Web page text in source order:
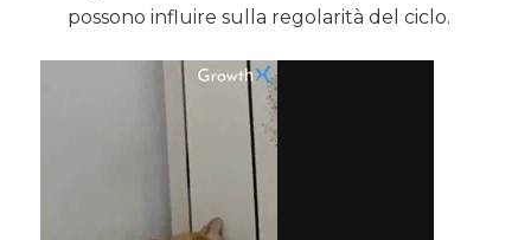
possono influire sulla regolarità del ciclo.